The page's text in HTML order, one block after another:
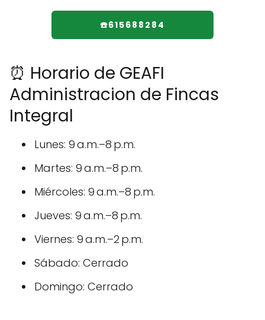
☎️615688284
⏰ Horario de GEAFI
Administracion de Fincas
Integral
Lunes: 9 a.m.–8 p.m.
Martes: 9 a.m.–8 p.m.
Miércoles: 9 a.m.–8 p.m.
Jueves: 9 a.m.–8 p.m.
Viernes: 9 a.m.–2 p.m.
Sábado: Cerrado
Domingo: Cerrado